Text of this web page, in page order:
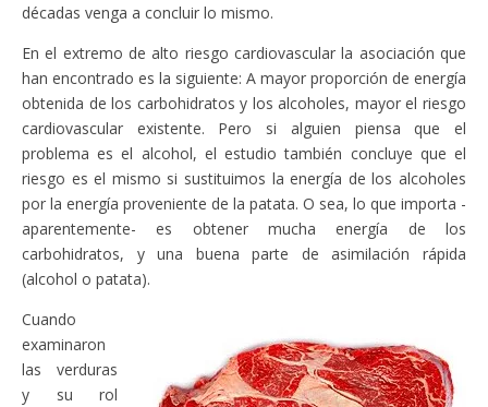
décadas venga a concluir lo mismo.
En el extremo de alto riesgo cardiovascular la asociación que
han encontrado es la siguiente: A mayor proporción de energía
obtenida de los carbohidratos y los alcoholes, mayor el riesgo
cardiovascular existente. Pero si alguien piensa que el
problema es el alcohol, el estudio también concluye que el
riesgo es el mismo si sustituimos la energía de los alcoholes
por la energía proveniente de la patata. O sea, lo que importa -
aparentemente- es obtener mucha energía de los
carbohidratos, y una buena parte de asimilación rápida
(alcohol o patata).
Cuando
examinaron
las verduras
y su rol